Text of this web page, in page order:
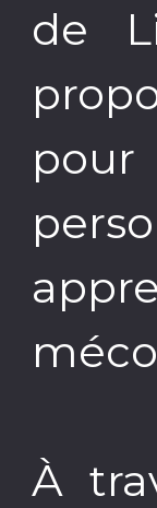
de
À